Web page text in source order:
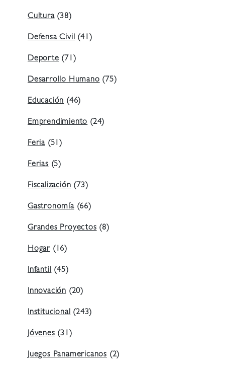
Cultura(38)
Defensa Civil (41)
Deporte (71)
Desarrollo Humano (75)
Educación (46)
Emprendimiento (24)
Feria (51)
Ferias (5)
Fiscalización (73)
Gastronomía(66)
Grandes Proyectos (8)
Hogar (16)
Infantil (45)
Innovación (20)
Institucional (243)
Jóvenes (31)
Juegos Panamericanos (2)